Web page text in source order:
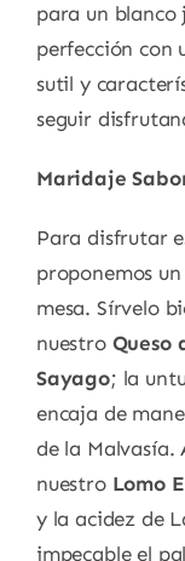
para un
perfección con
sutil y
seguir
Maridaje
Para disfrutar
proponemos
mesa. Sírvelo
nuestro Queso
Sayago; la
encaja de
de la Malvasía.
nuestro Lomo
y la acidez de
impecable el